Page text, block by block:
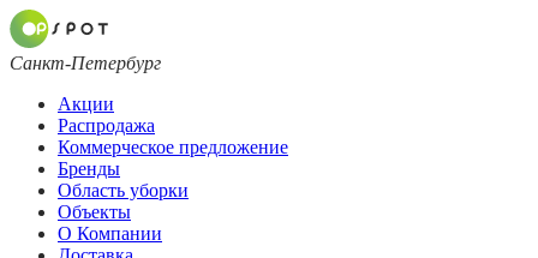
Санкт-Петербург
Акции
Распродажа
Коммерческое предложение
Бренды
Область уборки
Объекты
О Компании